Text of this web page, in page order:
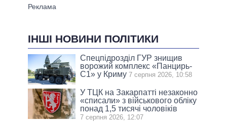
ІНШІ НОВИНИ ПОЛІТИКИ
Спецпідрозділ ГУР знищив
ворожий комплекс «Панцирь-
С1» у Криму 7 серпня 2026, 10:58
У ТЦК на Закарпатті незаконно
«списали» з військового обліку
понад 1,5 тисячі чоловіків
7 серпня 2026, 12:07